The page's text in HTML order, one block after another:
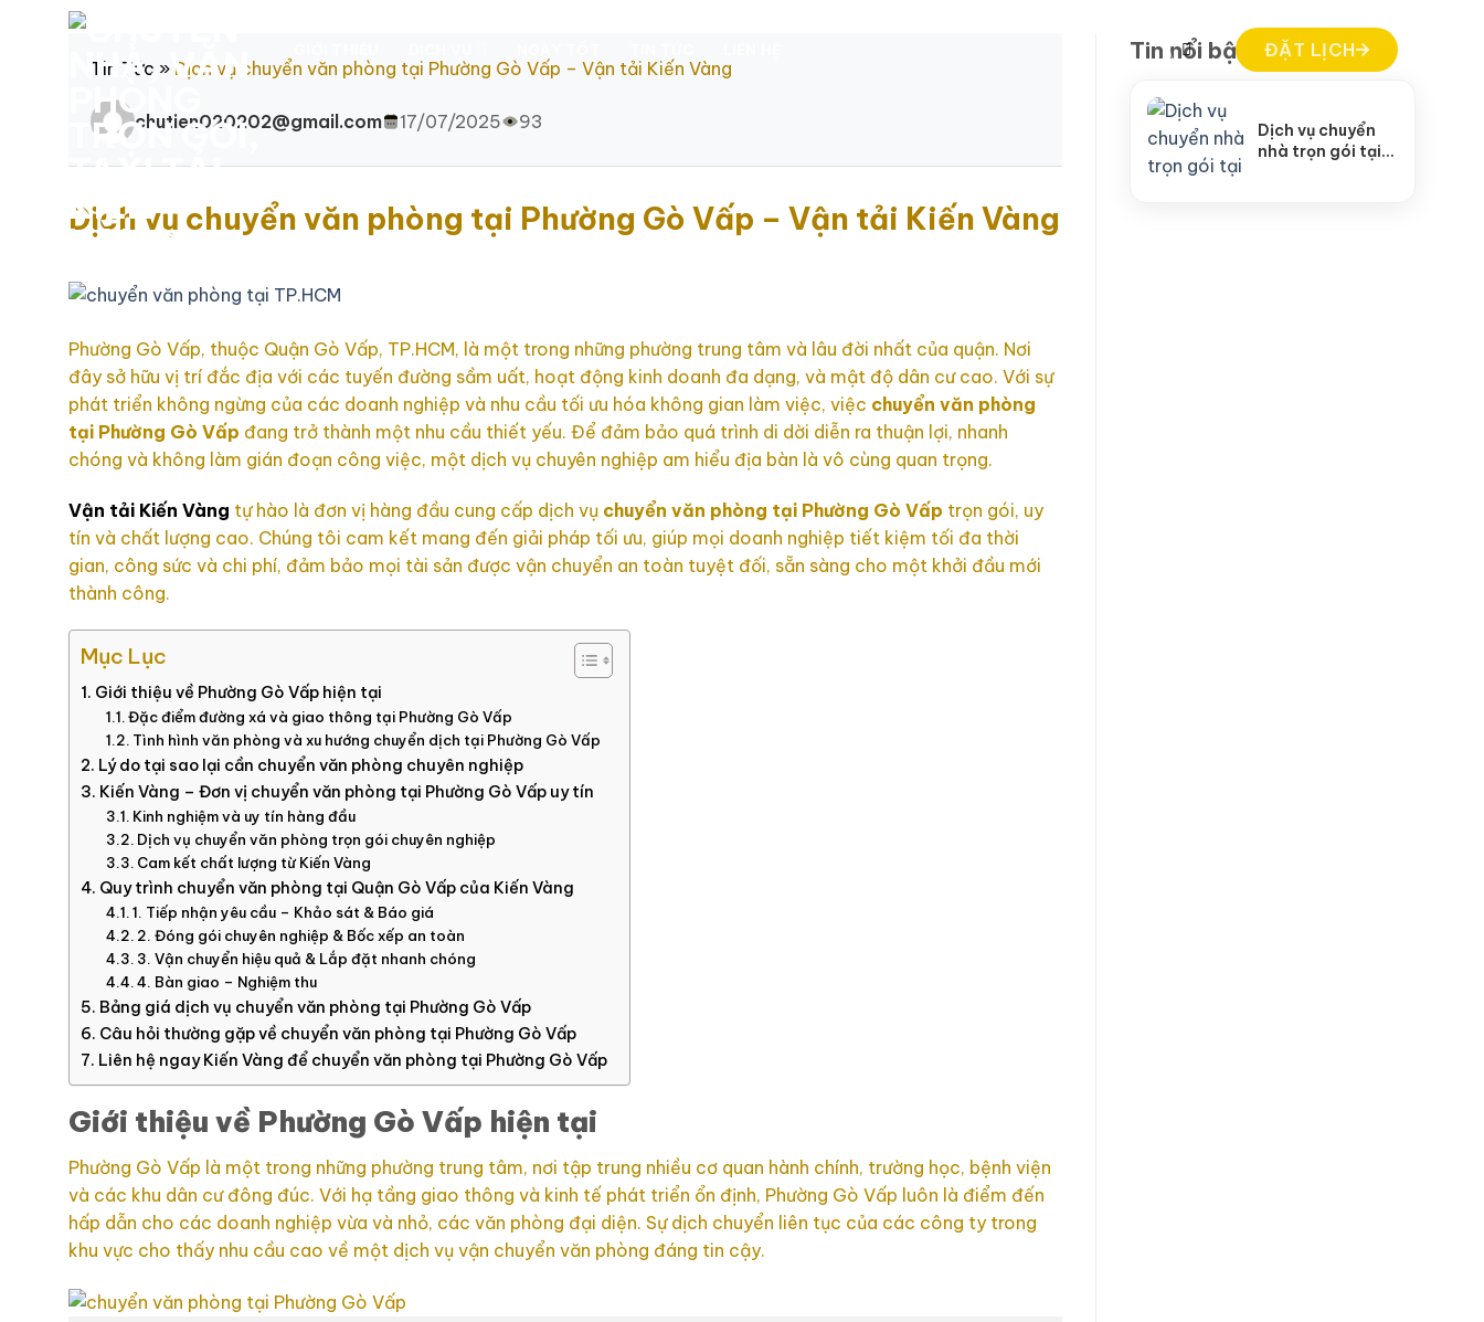
ĐẶT LỊCH
Tin Tức » Dịch vụ chuyển văn phòng tại Phường Gò Vấp – Vận tải Kiến Vàng
chutien020202@gmail.com 17/07/2025 93
Dịch vụ chuyển văn phòng tại Phường Gò Vấp – Vận tải Kiến Vàng
Phường Gò Vấp, thuộc Quận Gò Vấp, TP.HCM, là một trong những phường trung tâm và lâu đời nhất của quận. Nơi
đây sở hữu vị trí đắc địa với các tuyến đường sầm uất, hoạt động kinh doanh đa dạng, và mật độ dân cư cao. Với sự
phát triển không ngừng của các doanh nghiệp và nhu cầu tối ưu hóa không gian làm việc, việc chuyển văn phòng
tại Phường Gò Vấp đang trở thành một nhu cầu thiết yếu. Để đảm bảo quá trình di dời diễn ra thuận lợi, nhanh
chóng và không làm gián đoạn công việc, một dịch vụ chuyên nghiệp am hiểu địa bàn là vô cùng quan trọng.
Vận tải Kiến Vàng tự hào là đơn vị hàng đầu cung cấp dịch vụ chuyển văn phòng tại Phường Gò Vấp trọn gói, uy
tín và chất lượng cao. Chúng tôi cam kết mang đến giải pháp tối ưu, giúp mọi doanh nghiệp tiết kiệm tối đa thời
gian, công sức và chi phí, đảm bảo mọi tài sản được vận chuyển an toàn tuyệt đối, sẵn sàng cho một khởi đầu mới
thành công.
Mục Lục
Giới thiệu về Phường Gò Vấp hiện tại
Đặc điểm đường xá và giao thông tại Phường Gò Vấp
Tình hình văn phòng và xu hướng chuyển dịch tại Phường Gò Vấp
Lý do tại sao lại cần chuyển văn phòng chuyên nghiệp
Kiến Vàng – Đơn vị chuyển văn phòng tại Phường Gò Vấp uy tín
Kinh nghiệm và uy tín hàng đầu
Dịch vụ chuyển văn phòng trọn gói chuyên nghiệp
Cam kết chất lượng từ Kiến Vàng
Quy trình chuyển văn phòng tại Quận Gò Vấp của Kiến Vàng
1. Tiếp nhận yêu cầu – Khảo sát & Báo giá
2. Đóng gói chuyên nghiệp & Bốc xếp an toàn
3. Vận chuyển hiệu quả & Lắp đặt nhanh chóng
4. Bàn giao – Nghiệm thu
Bảng giá dịch vụ chuyển văn phòng tại Phường Gò Vấp
Câu hỏi thường gặp về chuyển văn phòng tại Phường Gò Vấp
Liên hệ ngay Kiến Vàng để chuyển văn phòng tại Phường Gò Vấp
Giới thiệu về Phường Gò Vấp hiện tại
Phường Gò Vấp là một trong những phường trung tâm, nơi tập trung nhiều cơ quan hành chính, trường học, bệnh viện
và các khu dân cư đông đúc. Với hạ tầng giao thông và kinh tế phát triển ổn định, Phường Gò Vấp luôn là điểm đến
hấp dẫn cho các doanh nghiệp vừa và nhỏ, các văn phòng đại diện. Sự dịch chuyển liên tục của các công ty trong
khu vực cho thấy nhu cầu cao về một dịch vụ vận chuyển văn phòng đáng tin cậy.
Tin nổi bật
Dịch vụ chuyển
nhà trọn gói tại